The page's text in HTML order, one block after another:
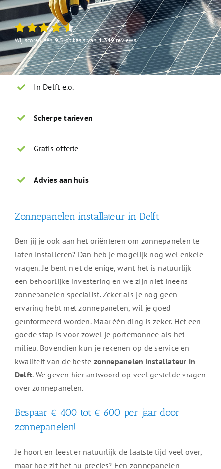
Wij scoren een9,5op basis van1.349reviews
In Delft e.o.
Scherpe tarieven
Gratis offerte
Advies aan huis
Zonnepanelen installateur in Delft
Ben jij je ook aan het oriënteren om zonnepanelen te
laten installeren? Dan heb je mogelijk nog wel enkele
vragen. Je bent niet de enige, want het is natuurlijk
een behoorlijke investering en we zijn niet ineens
zonnepanelen specialist. Zeker als je nog geen
ervaring hebt met zonnepanelen, wil je goed
geïnformeerd worden. Maar één ding is zeker. Het een
goede stap is voor zowel je portemonnee als het
milieu. Bovendien kun je rekenen op de service en
kwaliteit van de beste zonnepanelen installateur in
Delft. We geven hier antwoord op veel gestelde vragen
over zonnepanelen.
Bespaar € 400 tot € 600 per jaar door
zonnepanelen!
Je hoort en leest er natuurlijk de laatste tijd veel over,
maar hoe zit het nu precies? Een zonnepanelen